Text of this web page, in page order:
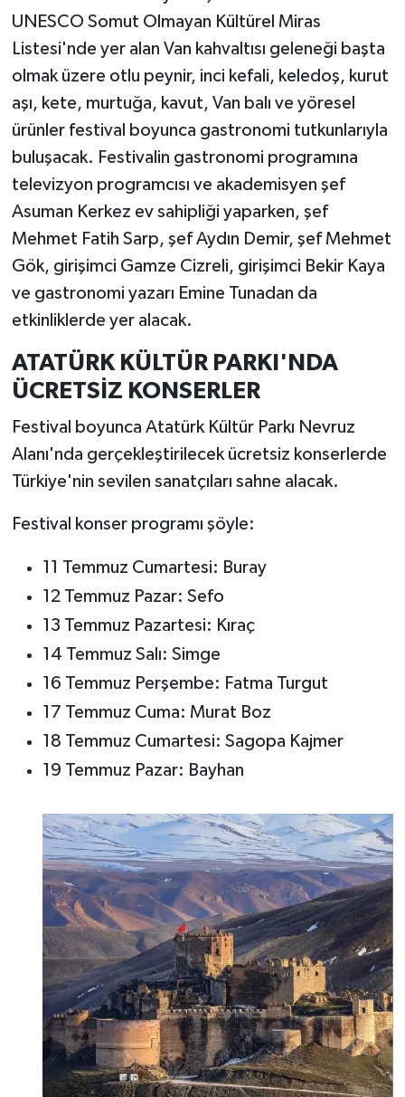
UNESCO Somut Olmayan Kültürel Miras
Listesi'nde yer alan Van kahvaltısı geleneği başta
olmak üzere otlu peynir, inci kefali, keledoş, kurut
aşı, kete, murtuğa, kavut, Van balı ve yöresel
ürünler festival boyunca gastronomi tutkunlarıyla
buluşacak. Festivalin gastronomi programına
televizyon programcısı ve akademisyen şef
Asuman Kerkez ev sahipliği yaparken, şef
Mehmet Fatih Sarp, şef Aydın Demir, şef Mehmet
Gök, girişimci Gamze Cizreli, girişimci Bekir Kaya
ve gastronomi yazarı Emine Tunadan da
etkinliklerde yer alacak.
ATATÜRK KÜLTÜR PARKI'NDA
ÜCRETSİZ KONSERLER
Festival boyunca Atatürk Kültür Parkı Nevruz
Alanı'nda gerçekleştirilecek ücretsiz konserlerde
Türkiye'nin sevilen sanatçıları sahne alacak.
Festival konser programı şöyle:
11 Temmuz Cumartesi: Buray
12 Temmuz Pazar: Sefo
13 Temmuz Pazartesi: Kıraç
14 Temmuz Salı: Simge
16 Temmuz Perşembe: Fatma Turgut
17 Temmuz Cuma: Murat Boz
18 Temmuz Cumartesi: Sagopa Kajmer
19 Temmuz Pazar: Bayhan